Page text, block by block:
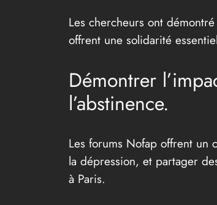
Les chercheurs ont
offrent une solidarité
Démontrer
l’abstinence.
Les forums Nofap offrent un
la dépression, et partager
à Paris.